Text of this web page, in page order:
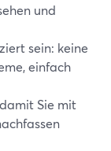
und
sein: keine
einfach
Sie mit